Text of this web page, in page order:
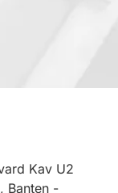
Kav U2
Banten -